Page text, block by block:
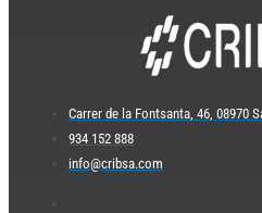
Carrer de la Fontsanta, 46, 08970
934 152 888
info@cribsa.com